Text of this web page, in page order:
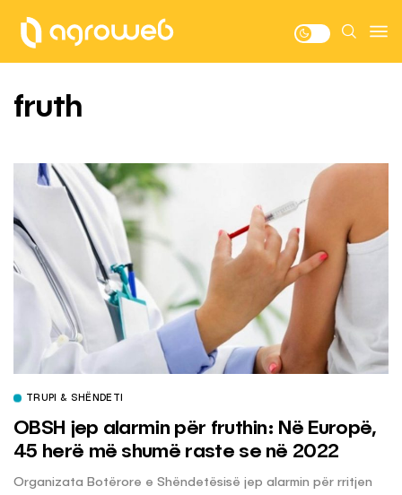
fruth
TRUPI & SHËNDETI
OBSH jep alarmin për fruthin: Në Europë,
45 herë më shumë raste se në 2022
Organizata Botërore e Shëndetësisë jep alarmin për rritjen